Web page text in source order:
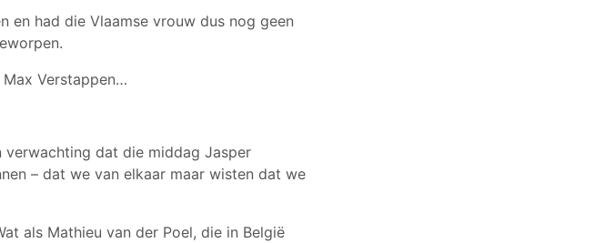
en had die Vlaamse vrouw dus nog geen
Verstappen…
verwachting dat die middag Jasper
– dat we van elkaar maar wisten dat we
als Mathieu van der Poel, die in België